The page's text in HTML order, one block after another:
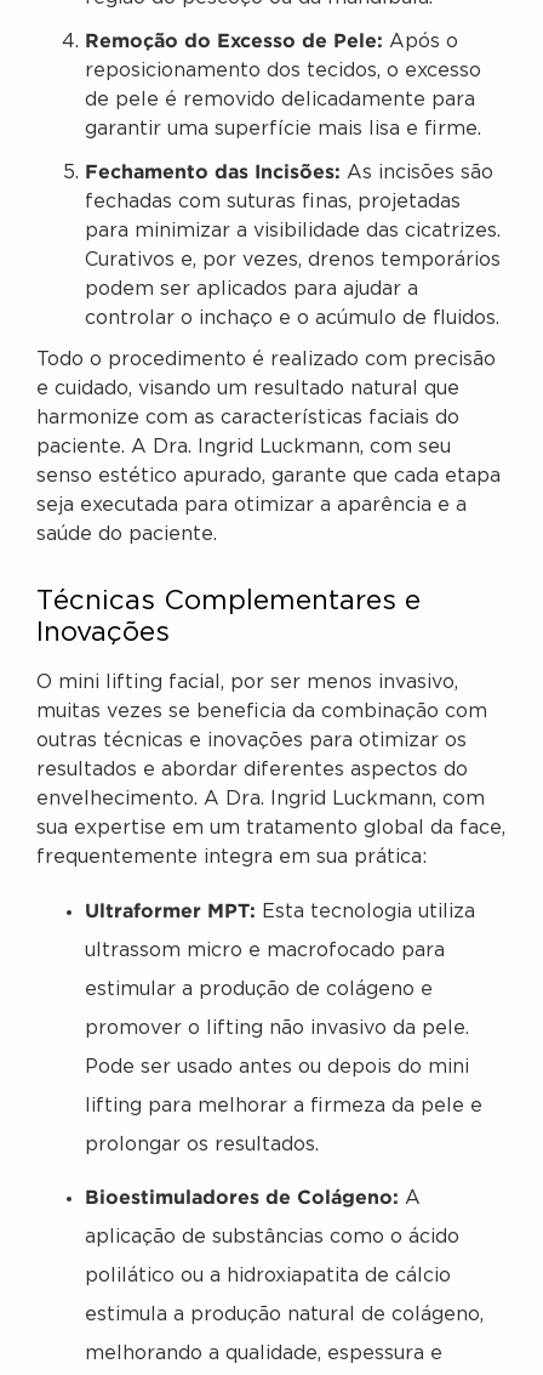
Remoção do Excesso de Pele: Após o
reposicionamento dos tecidos, o excesso
de pele é removido delicadamente para
garantir uma superfície mais lisa e firme.
Fechamento das Incisões: As incisões são
fechadas com suturas finas, projetadas
para minimizar a visibilidade das cicatrizes.
Curativos e, por vezes, drenos temporários
podem ser aplicados para ajudar a
controlar o inchaço e o acúmulo de fluidos.
Todo o procedimento é realizado com precisão
e cuidado, visando um resultado natural que
harmonize com as características faciais do
paciente. A Dra. Ingrid Luckmann, com seu
senso estético apurado, garante que cada etapa
seja executada para otimizar a aparência e a
saúde do paciente.
Técnicas Complementares e
Inovações
O mini lifting facial, por ser menos invasivo,
muitas vezes se beneficia da combinação com
outras técnicas e inovações para otimizar os
resultados e abordar diferentes aspectos do
envelhecimento. A Dra. Ingrid Luckmann, com
sua expertise em um tratamento global da face,
frequentemente integra em sua prática:
Ultraformer MPT: Esta tecnologia utiliza
ultrassom micro e macrofocado para
estimular a produção de colágeno e
promover o lifting não invasivo da pele.
Pode ser usado antes ou depois do mini
lifting para melhorar a firmeza da pele e
prolongar os resultados.
Bioestimuladores de Colágeno: A
aplicação de substâncias como o ácido
polilático ou a hidroxiapatita de cálcio
estimula a produção natural de colágeno,
melhorando a qualidade, espessura e